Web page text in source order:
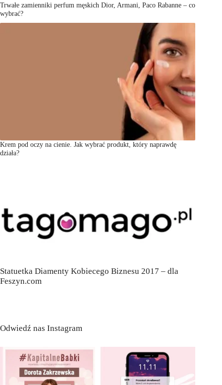
Trwałe zamienniki perfum męskich Dior, Armani, Paco Rabanne – co
wybrać?
Krem pod oczy na cienie. Jak wybrać produkt, który naprawdę
działa?
Statuetka Diamenty Kobiecego Biznesu 2017 – dla
Feszyn.com
Odwiedź nas Instagram